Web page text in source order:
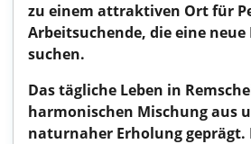
zu einem attraktiven Ort für
Arbeitsuchende, die eine
suchen.
Das tägliche Leben in
harmonischen Mischung aus
naturnaher Erholung geprägt.